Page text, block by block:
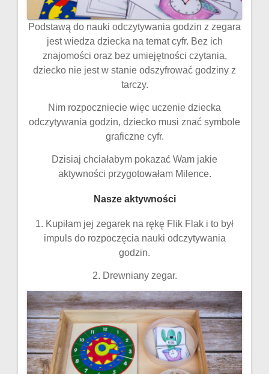
Podstawą do nauki odczytywania godzin z zegara
jest wiedza dziecka na temat cyfr. Bez ich
znajomości oraz bez umiejętności czytania,
dziecko nie jest w stanie odszyfrować godziny z
tarczy.
Nim rozpoczniecie więc uczenie dziecka
odczytywania godzin, dziecko musi znać symbole
graficzne cyfr.
Dzisiaj chciałabym pokazać Wam jakie
aktywności przygotowałam Milence.
Nasze aktywności
1. Kupiłam jej zegarek na rękę Flik Flak i to był
impuls do rozpoczęcia nauki odczytywania
godzin.
2. Drewniany zegar.